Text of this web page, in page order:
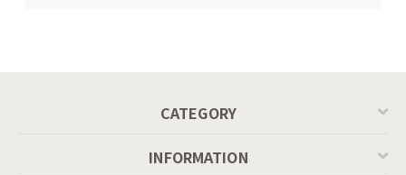
CATEGORY
INFORMATION